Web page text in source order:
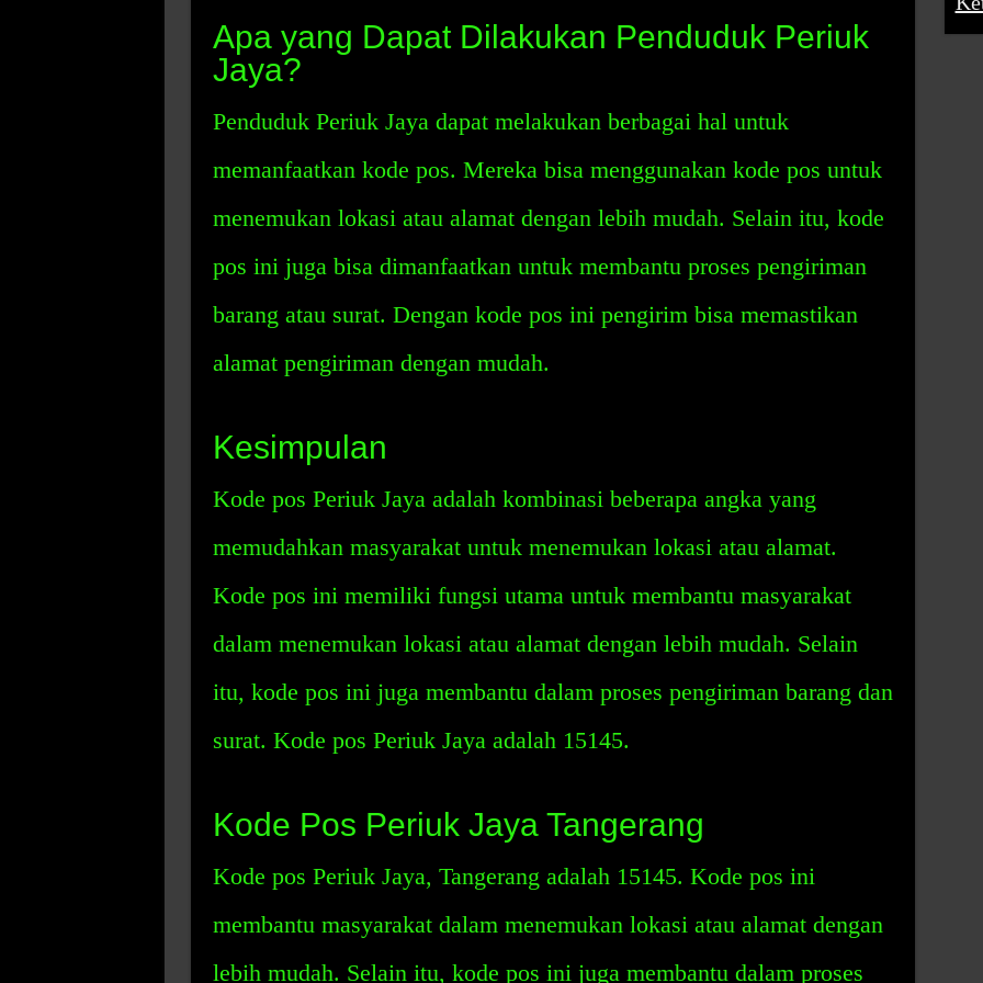
Apa yang Dapat Dilakukan Penduduk Periuk
Jaya?
Penduduk Periuk Jaya dapat melakukan berbagai hal untuk
memanfaatkan kode pos. Mereka bisa menggunakan kode pos untuk
menemukan lokasi atau alamat dengan lebih mudah. Selain itu, kode
pos ini juga bisa dimanfaatkan untuk membantu proses pengiriman
barang atau surat. Dengan kode pos ini pengirim bisa memastikan
alamat pengiriman dengan mudah.
Kesimpulan
Kode pos Periuk Jaya adalah kombinasi beberapa angka yang
memudahkan masyarakat untuk menemukan lokasi atau alamat.
Kode pos ini memiliki fungsi utama untuk membantu masyarakat
dalam menemukan lokasi atau alamat dengan lebih mudah. Selain
itu, kode pos ini juga membantu dalam proses pengiriman barang dan
surat. Kode pos Periuk Jaya adalah 15145.
Kode Pos Periuk Jaya Tangerang
Kode pos Periuk Jaya, Tangerang adalah 15145. Kode pos ini
membantu masyarakat dalam menemukan lokasi atau alamat dengan
lebih mudah. Selain itu, kode pos ini juga membantu dalam proses